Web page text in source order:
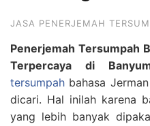
JASA PENERJEMAH
Penerjemah Tersumpah
Terpercaya di
tersumpah bahasa
dicari. Hal inilah karena
yang lebih banyak